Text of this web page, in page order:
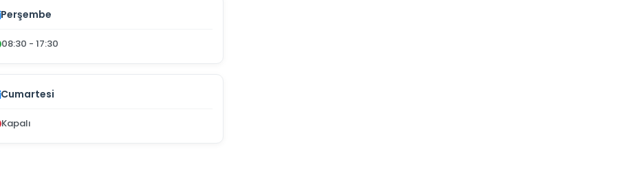
Perşembe
08:30 - 17:30
Cumartesi
Kapalı